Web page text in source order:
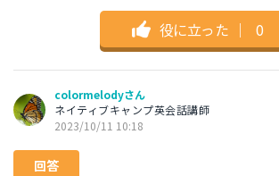
役に立った ｜ 0
colormelodyさん
ネイティブキャンプ英会話講師
2023/10/11 10:18
回答